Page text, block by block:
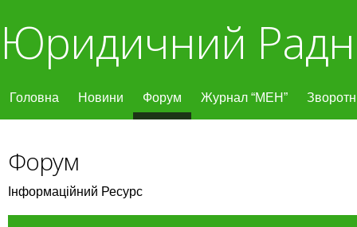
Юридичний
Головна Новини Форум Журнал “МЕН”
Форум
Інформаційний Ресурс